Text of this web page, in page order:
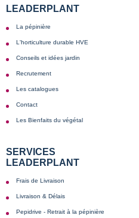
LEADERPLANT
La pépinière
L'horticulture durable HVE
Conseils et idées jardin
Recrutement
Les catalogues
Contact
Les Bienfaits du végétal
SERVICES
LEADERPLANT
Frais de Livraison
Livraison & Délais
Pepidrive - Retrait à la pépinière